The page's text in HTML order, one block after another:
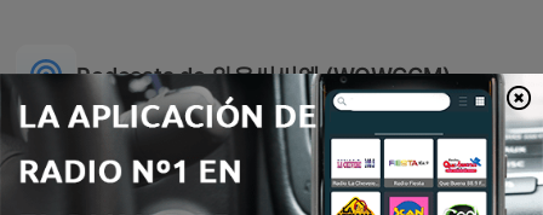
Podcasts de 와우씨씨엠 (WOWCCM)